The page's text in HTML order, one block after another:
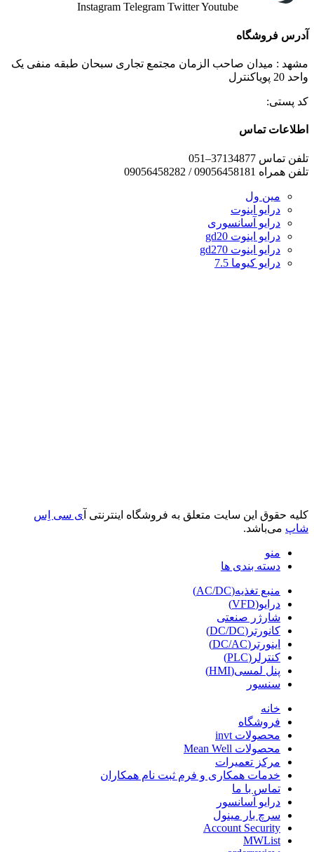
Instagram Telegram TwitterYoutube
آدرس فروشگاه
مشهد : میدان صاحب الزمان مجتمع تجاری سبحان طبقه منفی یک
واحد 20 پویاکنترل
کد پستی:
اطلاعات تماس
تلفن تماس 37134877–051
تلفن همراه 09056458181 / 09056458282
مین ول
درایو اینوت
درایو آسانسوری
درایو اینوت gd20
درایو اینوت gd270
درایو کیوما 7.5
کلیه حقوق این سایت متعلق به فروشگاه اینترنتی آ ی سی اِس
شاپ می‌باشد.
منو
دسته بندی ها
منبع تغذیه(AC/DC)
درایو(VFD)
شارژر صنعتی
کانورتر(DC/DC)
اینورتر(DC/AC)
کنترلر(PLC)
پنل لمسی(HMI)
سنسور
خانه
فروشگاه
محصولات invt
محصولات Mean Well
مرکز تعمیرات
خدمات همکاری و فرم ثبت نام همکاران
تماس با ما
درایو آسانسور
سرچ بار مینول
Account Security
MWList